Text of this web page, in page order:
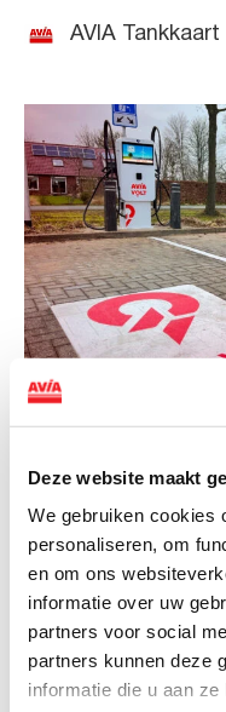
Deze website maakt
We gebruiken cookies
personaliseren, om
en om ons
informatie over uw
partners voor social
partners kunnen deze
informatie die u aan
AVIA Tankkaart
AVIA VOLT en
AVIA VOLT en
van DC-